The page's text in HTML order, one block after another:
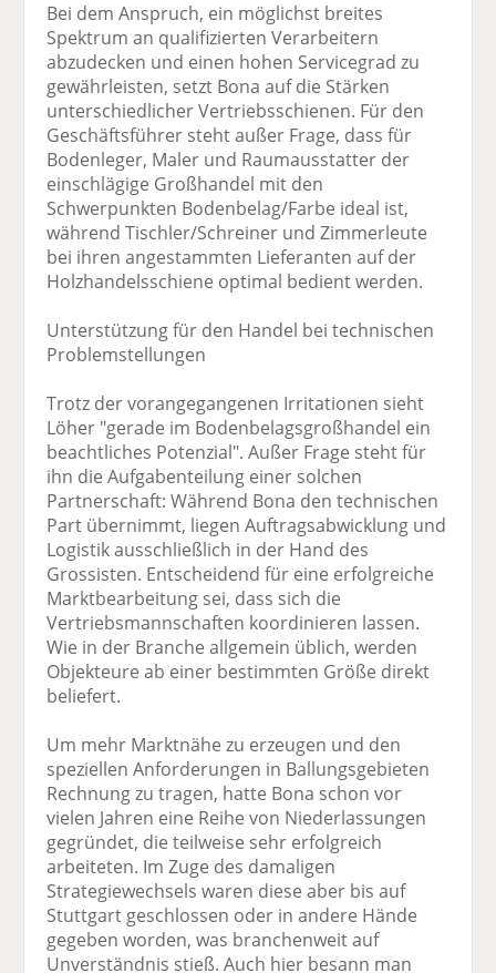
Bei dem Anspruch, ein möglichst breites
Spektrum an qualifizierten Verarbeitern
abzudecken und einen hohen Servicegrad zu
gewährleisten, setzt Bona auf die Stärken
unterschiedlicher Vertriebsschienen. Für den
Geschäftsführer steht außer Frage, dass für
Bodenleger, Maler und Raumausstatter der
einschlägige Großhandel mit den
Schwerpunkten Bodenbelag/Farbe ideal ist,
während Tischler/Schreiner und Zimmerleute
bei ihren angestammten Lieferanten auf der
Holzhandelsschiene optimal bedient werden.
Unterstützung für den Handel bei technischen
Problemstellungen
Trotz der vorangegangenen Irritationen sieht
Löher "gerade im Bodenbelagsgroßhandel ein
beachtliches Potenzial". Außer Frage steht für
ihn die Aufgabenteilung einer solchen
Partnerschaft: Während Bona den technischen
Part übernimmt, liegen Auftragsabwicklung und
Logistik ausschließlich in der Hand des
Grossisten. Entscheidend für eine erfolgreiche
Marktbearbeitung sei, dass sich die
Vertriebsmannschaften koordinieren lassen.
Wie in der Branche allgemein üblich, werden
Objekteure ab einer bestimmten Größe direkt
beliefert.
Um mehr Marktnähe zu erzeugen und den
speziellen Anforderungen in Ballungsgebieten
Rechnung zu tragen, hatte Bona schon vor
vielen Jahren eine Reihe von Niederlassungen
gegründet, die teilweise sehr erfolgreich
arbeiteten. Im Zuge des damaligen
Strategiewechsels waren diese aber bis auf
Stuttgart geschlossen oder in andere Hände
gegeben worden, was branchenweit auf
Unverständnis stieß. Auch hier besann man